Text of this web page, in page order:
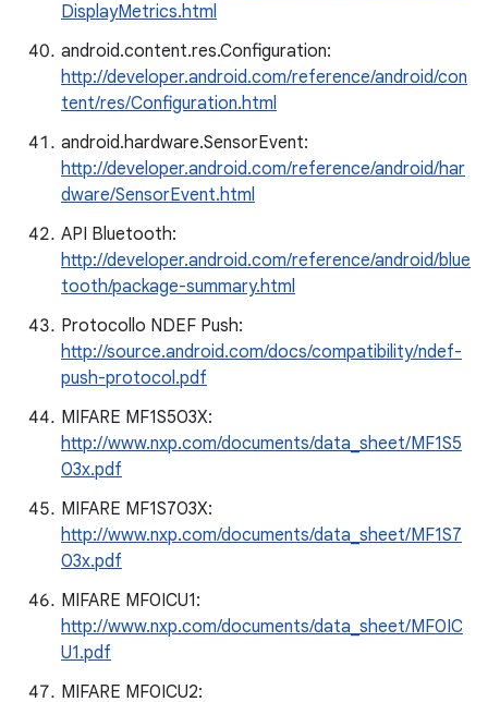
DisplayMetrics.html
android.content.res.Configuration:
http://developer.android.com/reference/android/con
tent/res/Configuration.html
android.hardware.SensorEvent:
http://developer.android.com/reference/android/har
dware/SensorEvent.html
API Bluetooth:
http://developer.android.com/reference/android/blue
tooth/package-summary.html
Protocollo NDEF Push:
http://source.android.com/docs/compatibility/ndef-
push-protocol.pdf
MIFARE MF1S503X:
http://www.nxp.com/documents/data_sheet/MF1S5
03x.pdf
MIFARE MF1S703X:
http://www.nxp.com/documents/data_sheet/MF1S7
03x.pdf
MIFARE MF0ICU1:
http://www.nxp.com/documents/data_sheet/MF0IC
U1.pdf
MIFARE MF0ICU2: